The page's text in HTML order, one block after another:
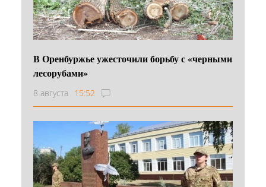
В Оренбуржье ужесточили борьбу с «черными
лесорубами»
8 августа 15:52